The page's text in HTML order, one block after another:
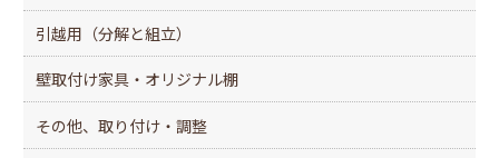
引越用（分解と組立）
壁取付け家具・オリジナル棚
その他、取り付け・調整